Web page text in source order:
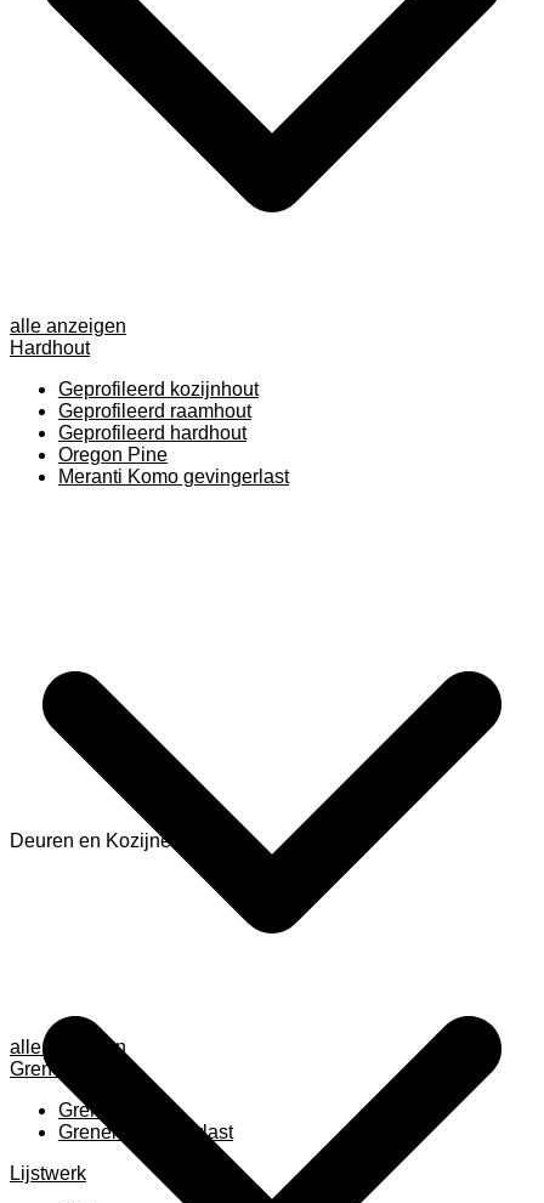
alle anzeigen
Hardhout
Geprofileerd kozijnhout
Geprofileerd raamhout
Geprofileerd hardhout
Oregon Pine
Meranti Komo gevingerlast
alle anzeigen
Grenen
Grenen B ruw
Grenen gevingerlast
Lijstwerk
Deuren en Kozijnen